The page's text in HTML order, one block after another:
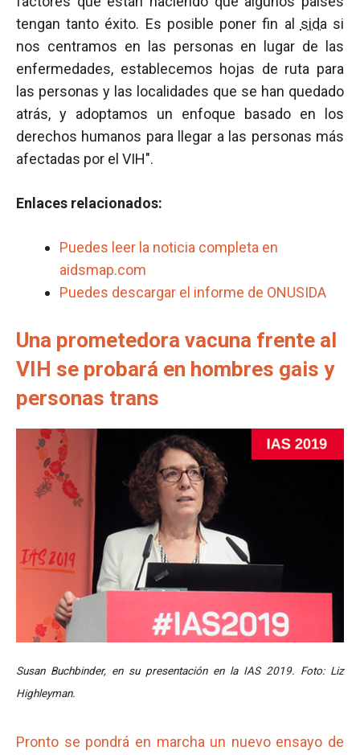
tengan tanto éxito. Es posible poner fin al sidasi
nos centramos en las personas en lugar de las
enfermedades, establecemos hojas de ruta para
las personas y las localidades que se han quedado
atrás, y adoptamos un enfoque basado en los
derechos humanos para llegar a las personas más
afectadas por el VIH".
Enlaces relacionados:
Puedes leer la noticia completa en
aidsmap.com
Puedes descargar el informe de ONUSIDA
Una prometedora vacuna frente al
VIH se probará en hombres gais y
personas trans
Susan Buchbinder, en su presentación en la IAS 2019. Foto: Liz
Highleyman.
Pronto se pondrá en marcha un nuevo ensayo de